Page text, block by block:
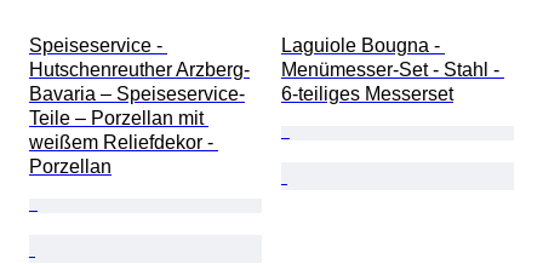
Speiseservice -
Hutschenreuther Arzberg-
Bavaria – Speiseservice-
Teile – Porzellan mit
weißem Reliefdekor -
Porzellan
Laguiole Bougna -
Menümesser-Set - Stahl -
6-teiliges Messerset